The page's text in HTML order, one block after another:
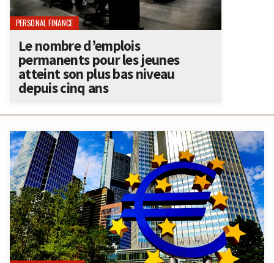
PERSONAL FINANCE
Le nombre d’emplois
permanents pour les jeunes
atteint son plus bas niveau
depuis cinq ans